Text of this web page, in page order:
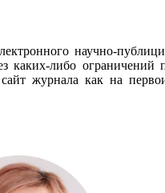
научно-
либо ограничений
журнала как на